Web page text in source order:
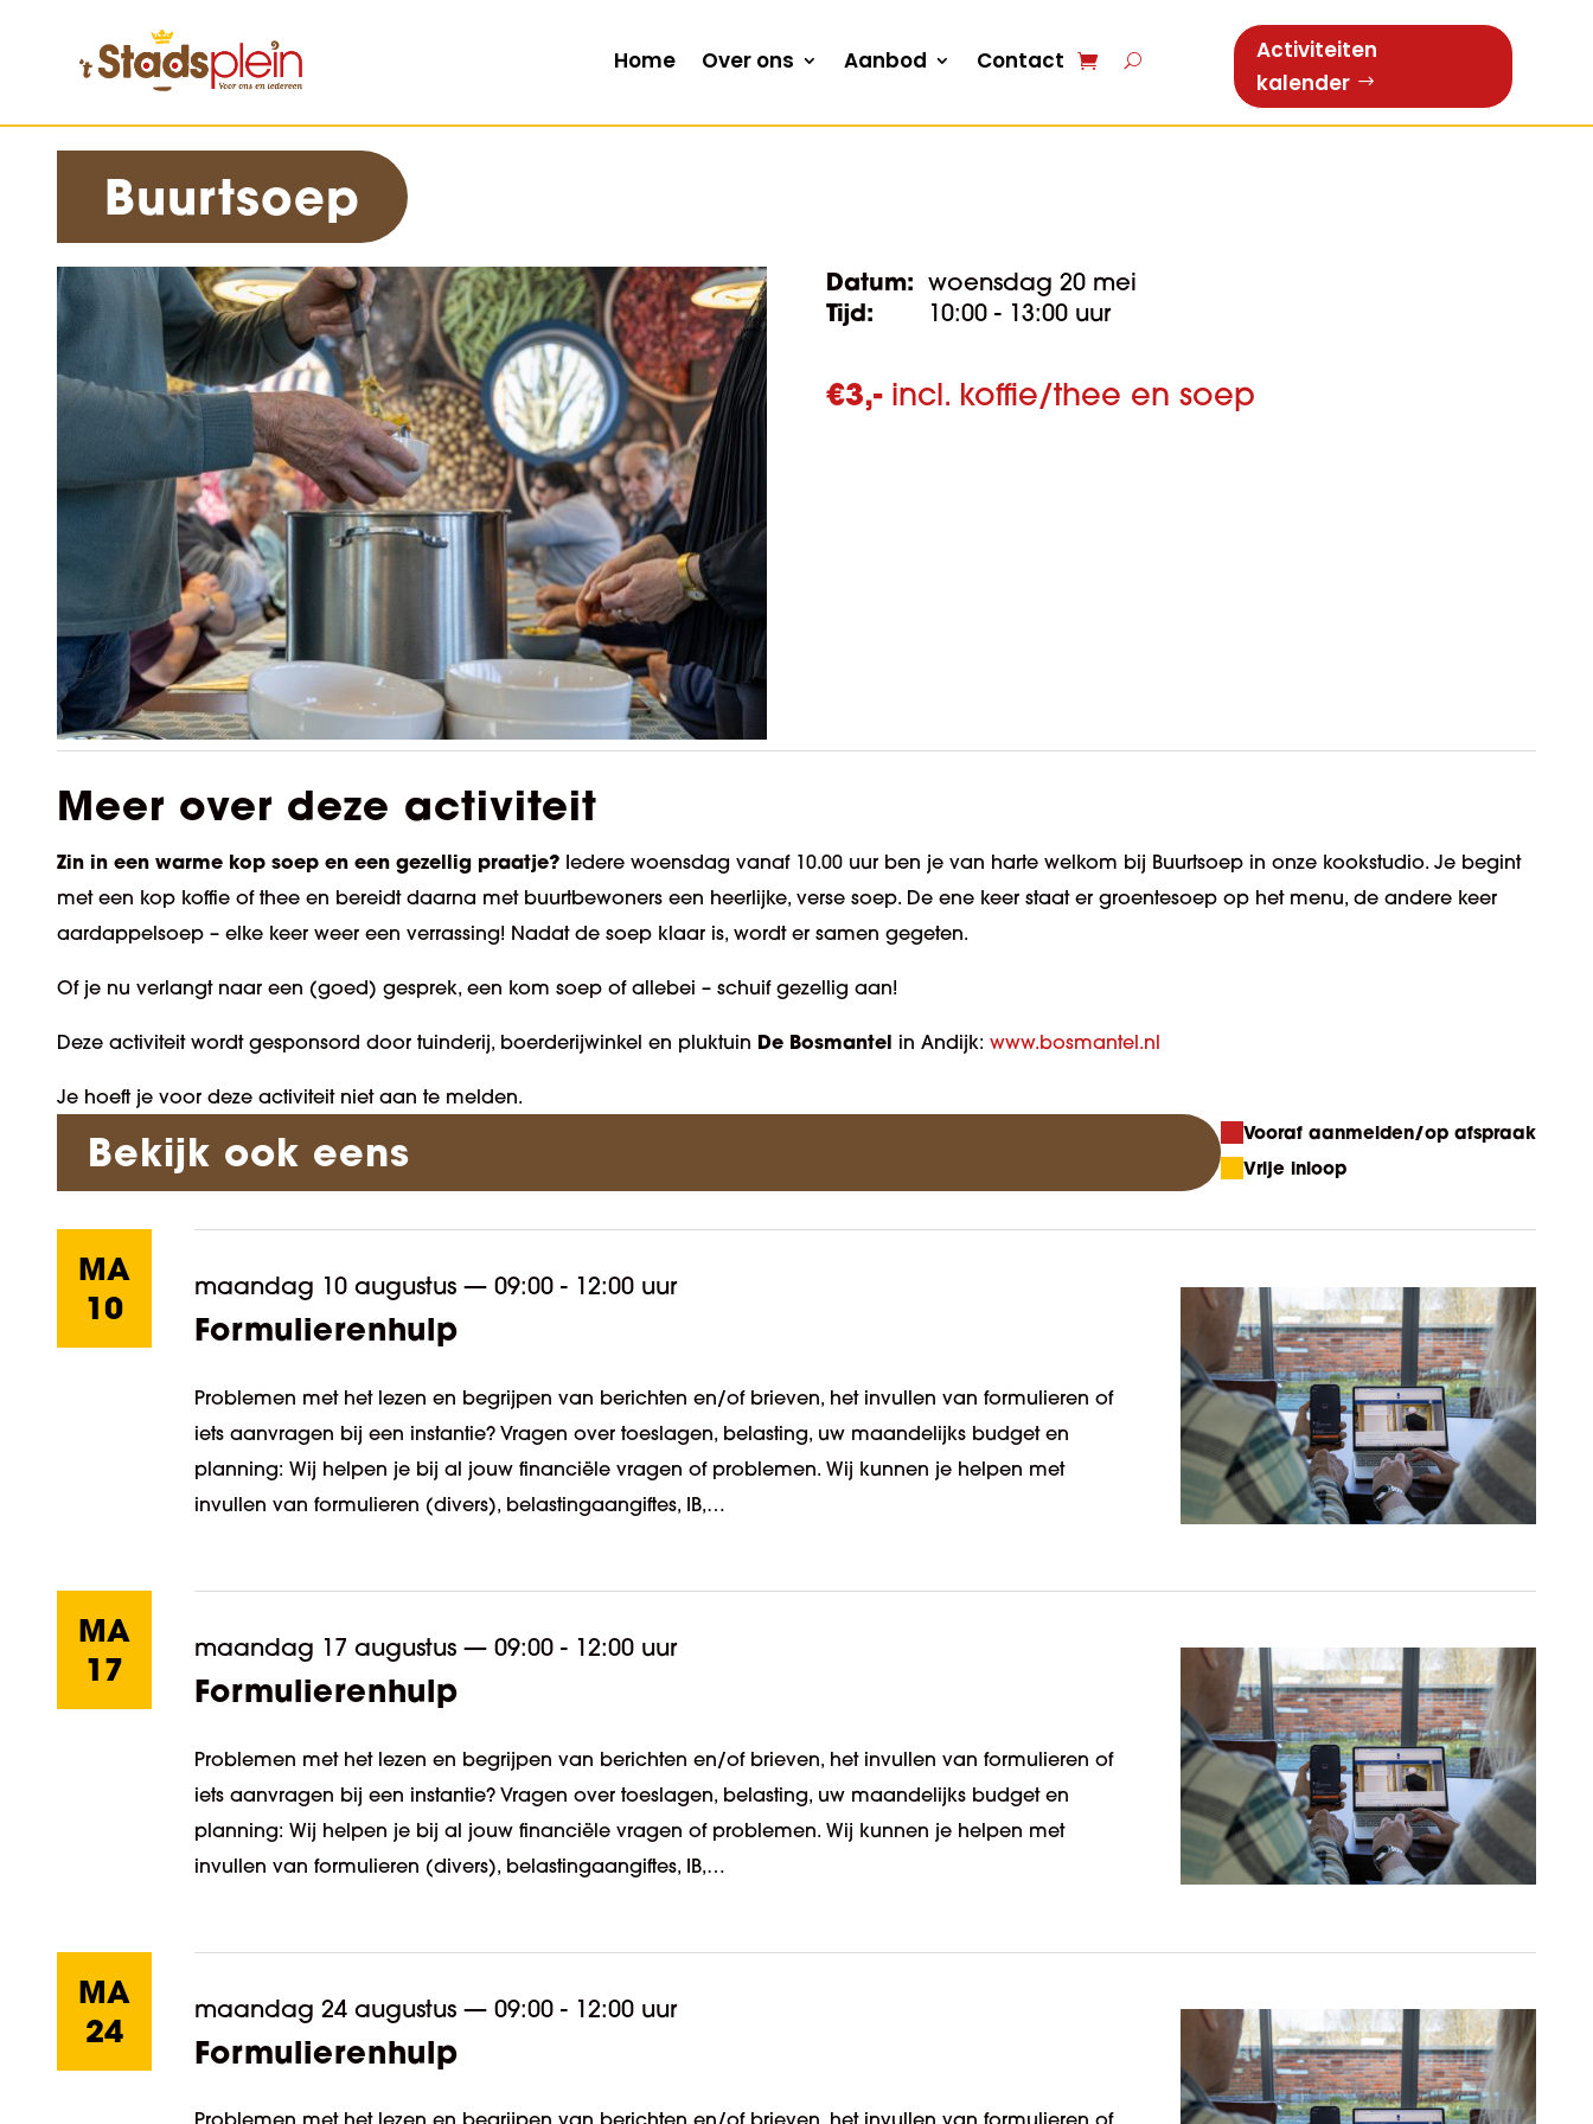
Home Over ons Aanbod Contact
Activiteiten
kalender
Buurtsoep
Datum: woensdag 20 mei
Tijd: 10:00 - 13:00 uur
€3,-incl. koffie/thee en soep
Meer over deze activiteit
Zin in een warme kop soep en een gezellig praatje? Iedere woensdag vanaf 10.00 uur ben je van harte welkom bij Buurtsoep in onze kookstudio. Je begint
met een kop koffie of thee en bereidtdaarna met buurtbewoners een heerlijke, verse soep. De ene keer staat er groentesoep op het menu, de andere keer
aardappelsoep – elke keer weer een verrassing! Nadat de soep klaar is, wordt er samen gegeten.
Of je nu verlangt naar een (goed) gesprek, een kom soep of allebei – schuif gezellig aan!
Deze activiteit wordt gesponsord door tuinderij, boerderijwinkel en pluktuin De Bosmantel in Andijk: www.bosmantel.nl
Je hoeft je voor deze activiteit niet aan te melden.
Bekijk ook eens
Vooraf aanmelden/op afspraak
Vrije inloop
MA
10
maandag 10 augustus — 09:00 - 12:00 uur
Formulierenhulp
Problemen met het lezen en begrijpen van berichten en/of brieven, het invullen van formulieren of
iets aanvragen bij een instantie? Vragen over toeslagen, belasting, uw maandelijks budget en
planning: Wij helpen je bij al jouw financiële vragen of problemen. Wij kunnen je helpen met
invullen van formulieren (divers), belastingaangiftes, IB,…
MA
17
maandag 17 augustus — 09:00 - 12:00 uur
Formulierenhulp
Problemen met het lezen en begrijpen van berichten en/of brieven, het invullen van formulieren of
iets aanvragen bij een instantie? Vragen over toeslagen, belasting, uw maandelijks budget en
planning: Wij helpen je bij al jouw financiële vragen of problemen. Wij kunnen je helpen met
invullen van formulieren (divers), belastingaangiftes, IB,…
MA
24
maandag 24 augustus — 09:00 - 12:00 uur
Formulierenhulp